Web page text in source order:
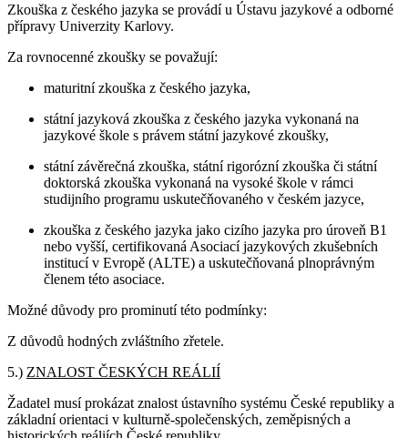
Zkouška z českého jazyka se provádí u Ústavu jazykové a odborné
přípravy Univerzity Karlovy.
Za rovnocenné zkoušky se považují:
maturitní zkouška z českého jazyka,
státní jazyková zkouška z českého jazyka vykonaná na
jazykové škole s právem státní jazykové zkoušky,
státní závěrečná zkouška, státní rigorózní zkouška či státní
doktorská zkouška vykonaná na vysoké škole v rámci
studijního programu uskutečňovaného v českém jazyce,
zkouška z českého jazyka jako cizího jazyka pro úroveň B1
nebo vyšší, certifikovaná Asociací jazykových zkušebních
institucí v Evropě (ALTE) a uskutečňovaná plnoprávným
členem této asociace.
Možné důvody pro prominutí této podmínky:
Z důvodů hodných zvláštního zřetele.
5.) ZNALOST ČESKÝCH REÁLIÍ
Žadatel musí prokázat znalost ústavního systému České republiky a
základní orientaci v kulturně-společenských, zeměpisných a